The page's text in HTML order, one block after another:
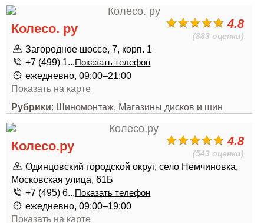
4.8
(883 оценки)
Колесо. ру
Загородное шоссе, 7, корп. 1
+7 (499) 1...Показать телефон
ежедневно, 09:00–21:00
Показать на карте
Рубрики: Шиномонтаж, Магазины дисков и шин
4.8
(543 оценки)
Колесо.ру
Одинцовский городской округ, село Немчиновка,
Московская улица, 61Б
+7 (495) 6...Показать телефон
ежедневно, 09:00–19:00
Показать на карте